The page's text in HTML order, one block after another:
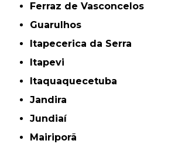
Ferraz de Vasconcelos
Guarulhos
Itapecerica da Serra
Itapevi
Itaquaquecetuba
Jandira
Jundiaí
Mairiporã